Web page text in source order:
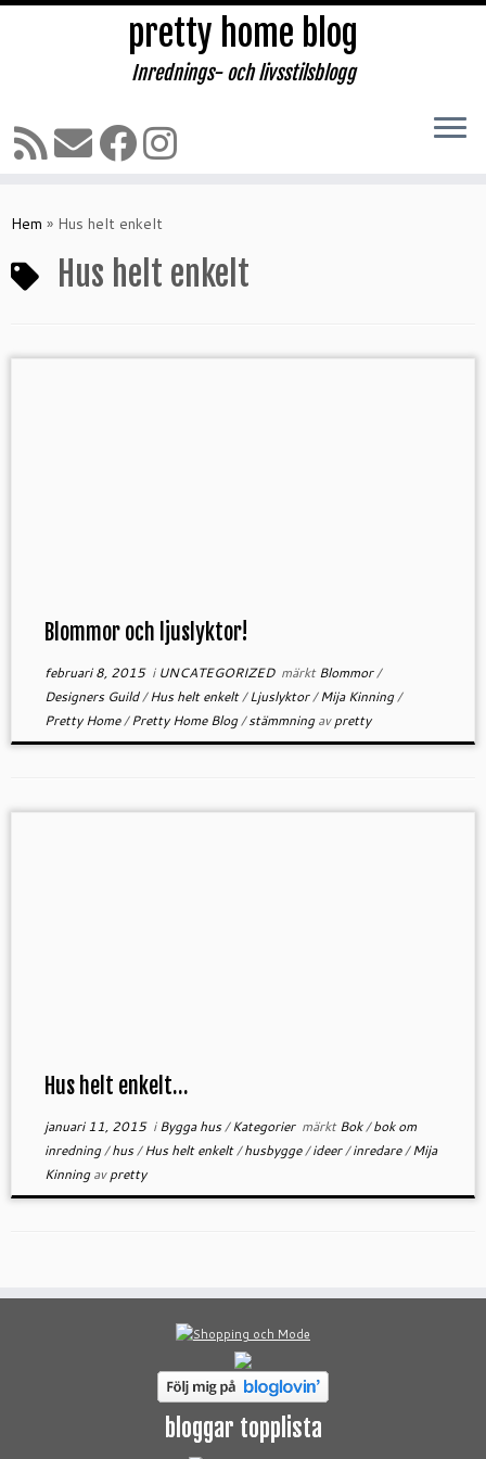
till
pretty home blog
Inrednings- och livsstilsblogg
Hem » Hus helt enkelt
Hus helt enkelt
Blommor och ljuslyktor!
februari 8, 2015i UNCATEGORIZED märktBlommor/
Designers Guild/Hus helt enkelt/Ljuslyktor/Mija Kinning/
Pretty Home/Pretty Home Blog/stämmningavpretty
Hus helt enkelt…
januari 11, 2015iBygga hus/Kategorier märktBok/bok om
inredning/hus/Hus helt enkelt/husbygge/ideer/inredare/Mija
Kinningavpretty
bloggar topplista